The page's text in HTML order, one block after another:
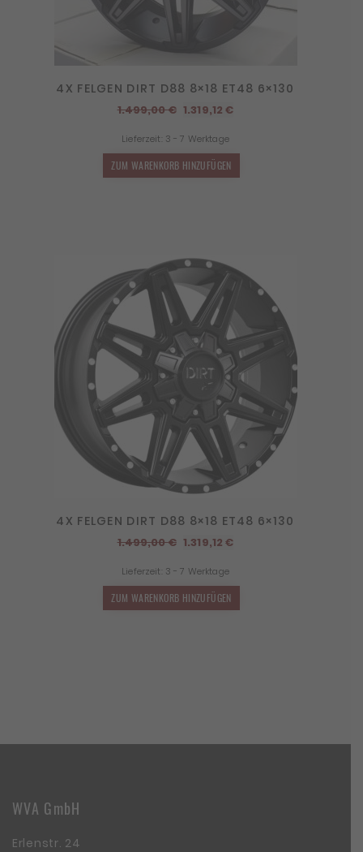
4X FELGEN DIRT D88 8×18 ET48 6×130
1.499,00€ Ursprünglicher
war:
1.499,00 €
1.319,12€Aktueller
Lieferzeit: 3 - 7 Werktage
ZUM WARENKORB HINZUFÜGEN
4X FELGEN DIRT D88 8×18 ET48 6×130
1.499,00€ Ursprünglicher
war:
1.499,00 €
1.319,12€Aktueller
Lieferzeit: 3 - 7 Werktage
ZUM WARENKORB HINZUFÜGEN
WVA GmbH
Erlenstr. 24